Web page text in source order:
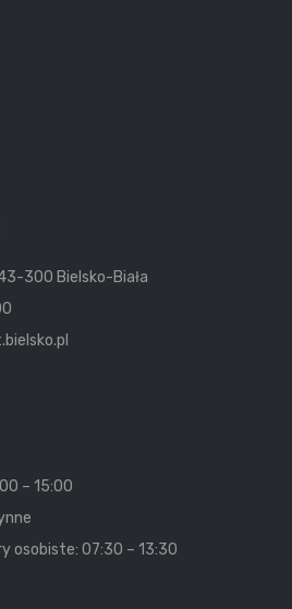
300 Bielsko-Biała
– 15:00
osobiste: 07:30 – 13:30